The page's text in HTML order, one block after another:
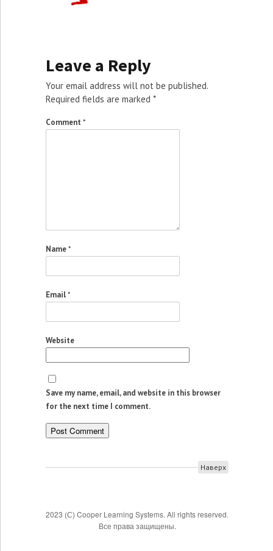
Leave a Reply
Your email address will not be published.
Required fields are marked *
Comment *
Name*
Email*
Website
Save my name, email, and website in this browser
for the next time I comment.
Наверх
2023 (С) Cooper Learning Systems. All rights reserved.
Все права защищены.